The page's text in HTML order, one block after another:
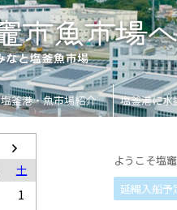
塩釜港・魚市場紹介 塩釜港に水
ようこそ塩
延縄入船予
土
1